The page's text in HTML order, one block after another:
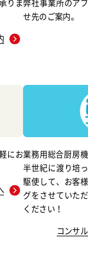
せ先のご案内。
にお業務用総合厨房
半世紀に渡り培
駆使して、お客
グをさせていた
ください！
コンサ